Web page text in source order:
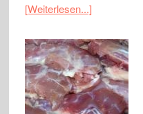
[Weiterlesen...]